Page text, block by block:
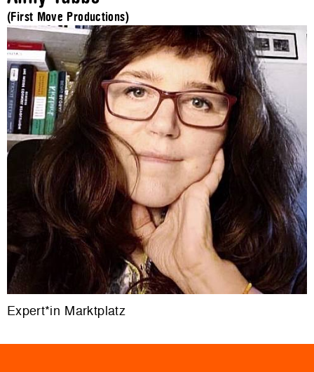
(First Move Productions)
Expert*in Marktplatz